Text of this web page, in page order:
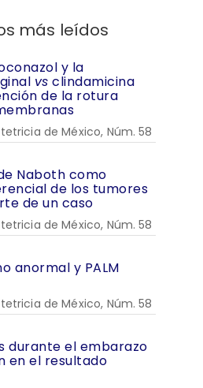
más leídos
y la
vs clindamicina
de la rotura
de México, Núm. 58
Naboth como
de los tumores
de un caso
de México, Núm. 58
anormal y PALM
de México, Núm. 58
durante el embarazo
en el resultado